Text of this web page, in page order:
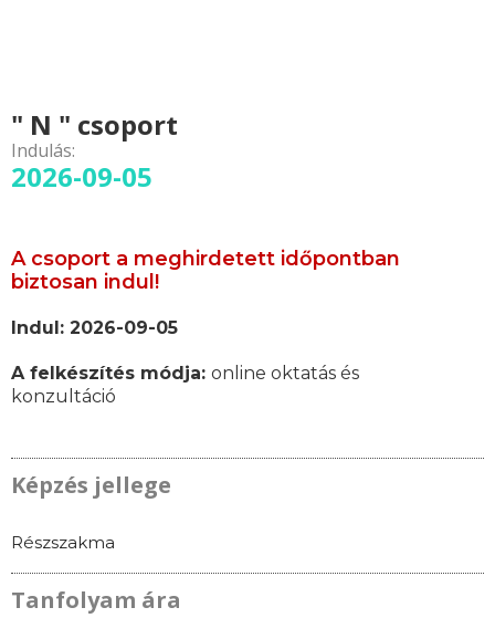
" N " csoport
Indulás:
2026-09-05
A csoport a meghirdetett időpontban
biztosan indul!
Indul: 2026-09-05
A felkészítés módja: online oktatás és
konzultáció
Képzés jellege
Részszakma
Tanfolyam ára